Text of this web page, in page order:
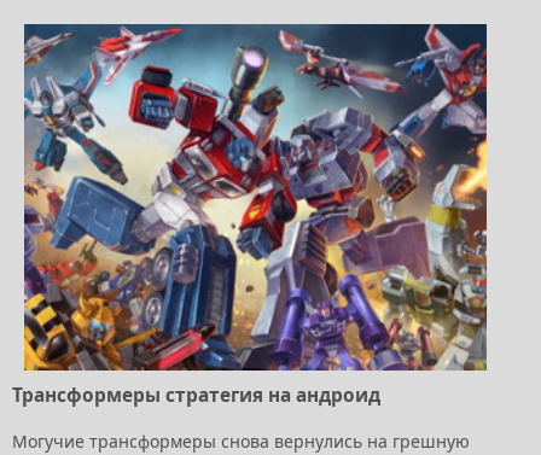
Трансформеры стратегия на андроид
Могучие трансформеры снова вернулись на грешную